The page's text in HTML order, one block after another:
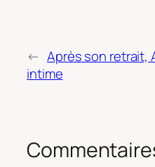
← Après son retrait,
intime